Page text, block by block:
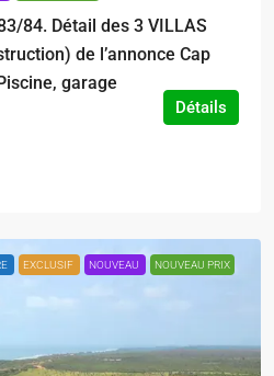
84. Détail des 3 VILLAS
de l’annonce Cap
garage
Détails
EXCLUSIF NOUVEAU NOUVEAU PRIX